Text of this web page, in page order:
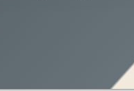
Sosyal Medya
Reels Kapak
Topluluk